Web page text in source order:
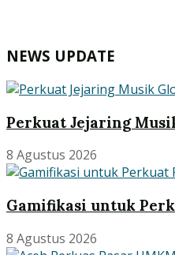
NEWS UPDATE
Perkuat Jejaring
8 Agustus 2026
Gamifikasi untuk
8 Agustus 2026